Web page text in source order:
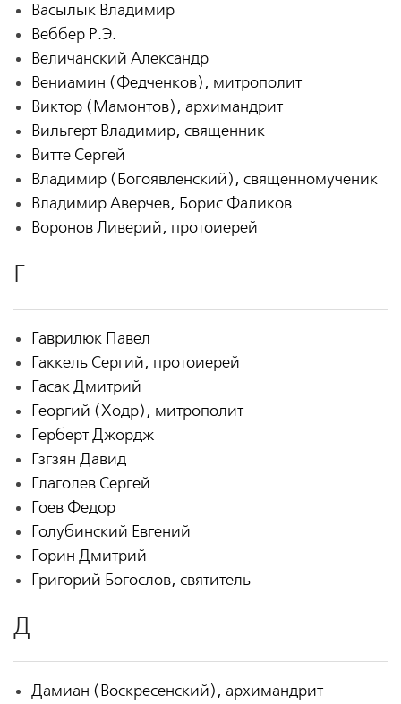
Васылык Владимир
Веббер Р.Э.
Величанский Александр
Вениамин (Федченков), митрополит
Виктор (Мамонтов), архимандрит
Вильгерт Владимир, священник
Витте Сергей
Владимир (Богоявленский), священномученик
Владимир Аверчев, Борис Фаликов
Воронов Ливерий, протоиерей
Г
Гаврилюк Павел
Гаккель Сергий, протоиерей
Гасак Дмитрий
Георгий (Ходр), митрополит
Герберт Джордж
Гзгзян Давид
Глаголев Сергей
Гоев Федор
Голубинский Евгений
Горин Дмитрий
Григорий Богослов, святитель
Д
Дамиан (Воскресенский), архимандрит